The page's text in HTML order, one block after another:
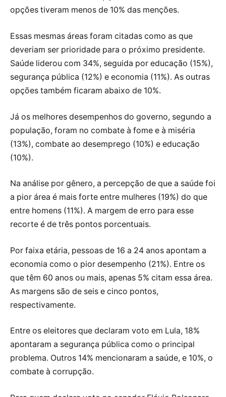
opções tiveram menos de 10% das menções.
Essas mesmas áreas foram citadas como as que
deveriam ser prioridade para o próximo presidente.
Saúde liderou com 34%, seguida por educação (15%),
segurança pública (12%) e economia (11%). As outras
opções também ficaram abaixo de 10%.
Já os melhores desempenhos do governo, segundo a
população, foram no combate à fome e à miséria
(13%), combate ao desemprego (10%) e educação
(10%).
Na análise por gênero, a percepção de que a saúde foi
a pior área é mais forte entre mulheres (19%) do que
entre homens (11%). A margem de erro para esse
recorte é de três pontos porcentuais.
Por faixa etária, pessoas de 16 a 24 anos apontam a
economia como o pior desempenho (21%). Entre os
que têm 60 anos ou mais, apenas 5% citam essa área.
As margens são de seis e cinco pontos,
respectivamente.
Entre os eleitores que declaram voto em Lula, 18%
apontaram a segurança pública como o principal
problema. Outros 14% mencionaram a saúde, e 10%, o
combate à corrupção.